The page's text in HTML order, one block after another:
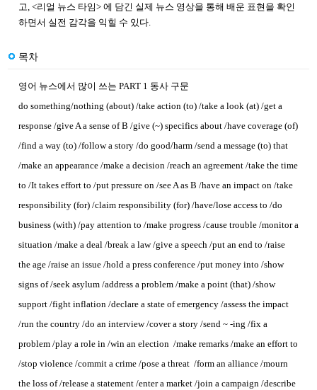
고, <리얼 뉴스 타임> 에 담긴 실제 뉴스 영상을 통해 배운 표현을 확인
하면서 실전 감각을 익힐 수 있다.
목차
영어 뉴스에서 많이 쓰는 PART 1 동사 구문
do something/nothing (about) /take action (to) /take a look (at) /get a
response /give A a sense of B /give (~) specifics about /have coverage (of)
/find a way (to) /follow a story /do good/harm /send a message (to) that
/make an appearance /make a decision /reach an agreement /take the time
to /It takes effort to /put pressure on /see A as B /have an impact on /take
responsibility (for) /claim responsibility (for) /have/lose access to /do
business (with) /pay attention to /make progress /cause trouble /monitor a
situation /make a deal /break a law /give a speech /put an end to /raise
the age /raise an issue /hold a press conference /put money into /show
signs of /seek asylum /address a problem /make a point (that) /show
support /fight inflation /declare a state of emergency /assess the impact
/run the country /do an interview /cover a story /send ~ -ing /fix a
problem /play a role in /win an election /make remarks /make an effort to
/stop violence /commit a crime /pose a threat /form an alliance /mourn
the loss of /release a statement /enter a market /join a campaign /describe